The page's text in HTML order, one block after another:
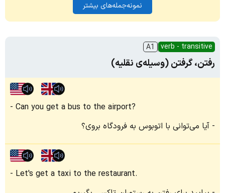
نمونه‌جمله‌های بیشتر
verb - transitive
A1
رفتن، گرفتن (وسیله‌ی نقلیه)
Can you get a bus to the airport?
آیا می‌توانی با اتوبوس به فرودگاه بروی؟
Let's get a taxi to the restaurant.